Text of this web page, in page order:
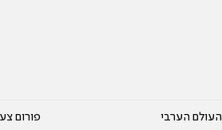
העולם הערבי
פורום